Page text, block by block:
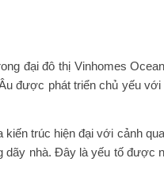
đại đô thị Vinhomes
được phát triển chủ yếu
trúc hiện đại với cảnh
nhà. Đây là yếu tố được